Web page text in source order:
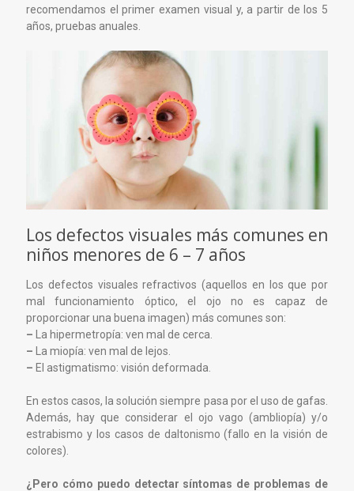
recomendamos el primer examen visual y, a partir de los 5
años, pruebas anuales.
Los defectos visuales más comunes en
niños menores de 6 – 7 años
Los defectos visuales refractivos (aquellos en los que por
mal funcionamiento óptico, el ojo no es capaz de
proporcionar una buena imagen) más comunes son:
–
La hipermetropía: ven mal de cerca.
–
La miopía: ven mal de lejos.
– El astigmatismo: visión deformada.
En estos casos, la solución siempre pasa por el uso de gafas.
Además, hay que considerar el ojo vago (ambliopía) y/o
estrabismo y los casos de daltonismo (fallo en la visión de
colores).
¿Pero cómo puedo detectar síntomas de problemas de